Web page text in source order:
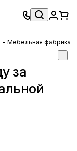
- Мебельная фабрика
за